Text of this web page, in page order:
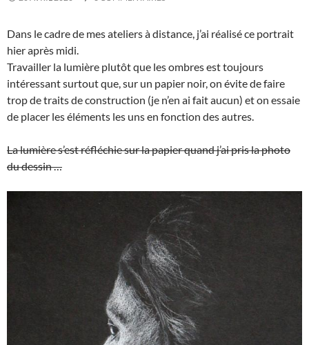
Dans le cadre de mes ateliers à distance, j’ai réalisé ce portrait
hier après midi.
Travailler la lumière plutôt que les ombres est toujours
intéressant surtout que, sur un papier noir, on évite de faire
trop de traits de construction (je n’en ai fait aucun) et on essaie
de placer les éléments les uns en fonction des autres.
La lumière s’est réfléchie sur la papier quand j’ai pris la photo
du dessin …